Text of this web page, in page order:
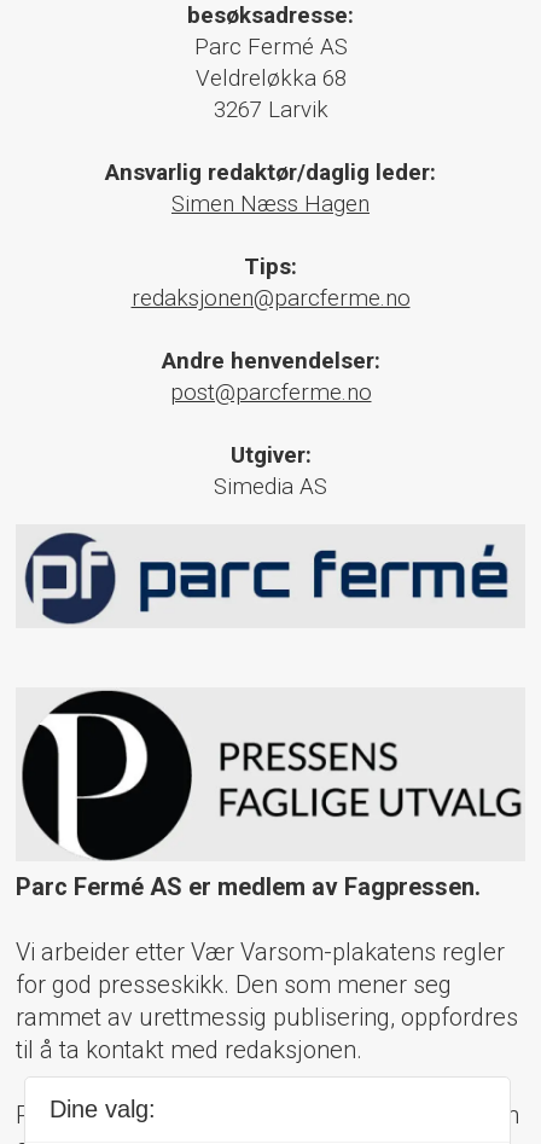
besøksadresse:
Parc Fermé AS
Veldreløkka 68
3267 Larvik
Ansvarlig redaktør/daglig leder:
Simen Næss Hagen
Tips:
redaksjonen@parcferme.no
Andre henvendelser:
post@parcferme.no
Utgiver:
Simedia AS
Parc Fermé AS er medlem av Fagpressen.
Vi arbeider etter Vær Varsom-plakatens regler
for god presseskikk. Den som mener seg
rammet av urettmessig publisering, oppfordres
til å ta kontakt med redaksjonen.
Pressens Faglige Utvalg (PFU) er et klageorgan
Dine valg: